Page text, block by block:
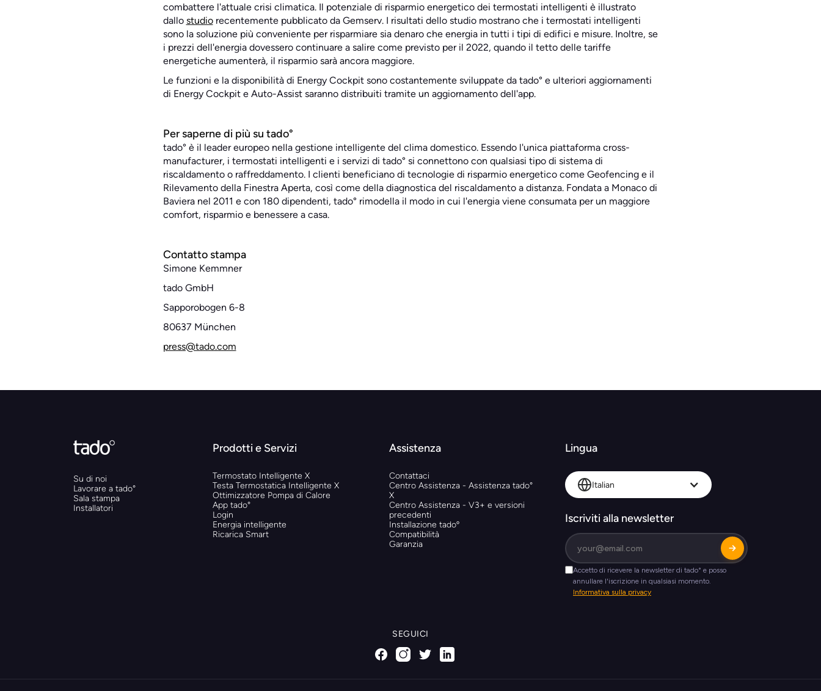
combattere l'attuale crisi climatica. Il potenziale di risparmio energetico dei termostati intelligenti è illustrato
dallo studiorecentemente pubblicato da Gemserv. I risultati dello studio mostrano che i termostati intelligenti
sono la soluzione più conveniente per risparmiare sia denaro che energia in tutti i tipi di edifici e misure. Inoltre, se
i prezzi dell'energia dovessero continuare a salire come previsto per il 2022, quando il tetto delle tariffe
energetiche aumenterà, il risparmio sarà ancora maggiore.
Le funzioni e la disponibilità di Energy Cockpit sono costantemente sviluppate da tado° e ulteriori aggiornamenti
di Energy Cockpit e Auto-Assist saranno distribuiti tramite un aggiornamento dell'app.
Per saperne di più su tado°
tado° è il leader europeo nella gestione intelligente del clima domestico. Essendo l'unica piattaforma cross-
manufacturer, i termostati intelligenti e i servizi di tado° si connettono con qualsiasi tipo di sistema di
riscaldamento o raffreddamento. I clienti beneficiano di tecnologie di risparmio energetico come Geofencing e il
Rilevamento della Finestra Aperta, così come della diagnostica del riscaldamento a distanza. Fondata a Monaco di
Baviera nel 2011 e con 180 dipendenti, tado° rimodella il modo in cui l'energia viene consumata per un maggiore
comfort, risparmio e benessere a casa.
Contatto stampa
Simone Kemmner
tado GmbH
Sapporobogen 6-8
80637 München
press@tado.com
Su di noi
Lavorare a tado°
Sala stampa
Installatori
Prodotti e Servizi
Termostato Intelligente X
Testa Termostatica Intelligente X
Ottimizzatore Pompa di Calore
App tado°
Login
Energia intelligente
Ricarica Smart
Assistenza
Contattaci
Centro Assistenza - Assistenza tado°
X
Centro Assistenza - V3+ e versioni
precedenti
Installazione tadoº
Compatibilità
Garanzia
Lingua
Italian
Iscriviti alla newsletter
SEGUICI